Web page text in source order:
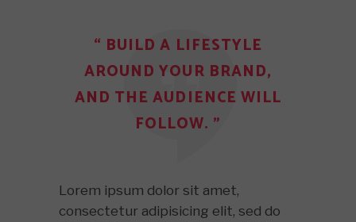
“ BUILD A LIFESTYLE
AROUND YOUR BRAND,
AND THE AUDIENCE WILL
FOLLOW. ”
Lorem ipsum dolor sit amet,
consectetur adipisicing elit, sed do